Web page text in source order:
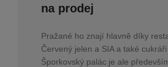
na prodej
Pražané ho znají hlavně díky
Červený jelen a SIA a také cukráři
Šporkovský palác je ale